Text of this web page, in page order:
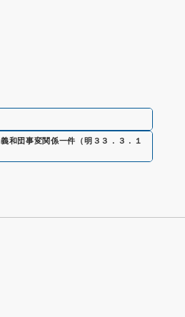
義和団事変関係一件（明３３．３．１